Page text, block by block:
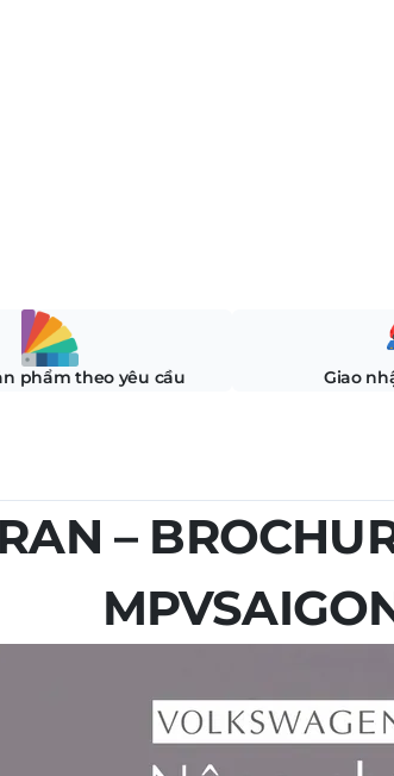
phẩm theo yêu cầu Giao
–